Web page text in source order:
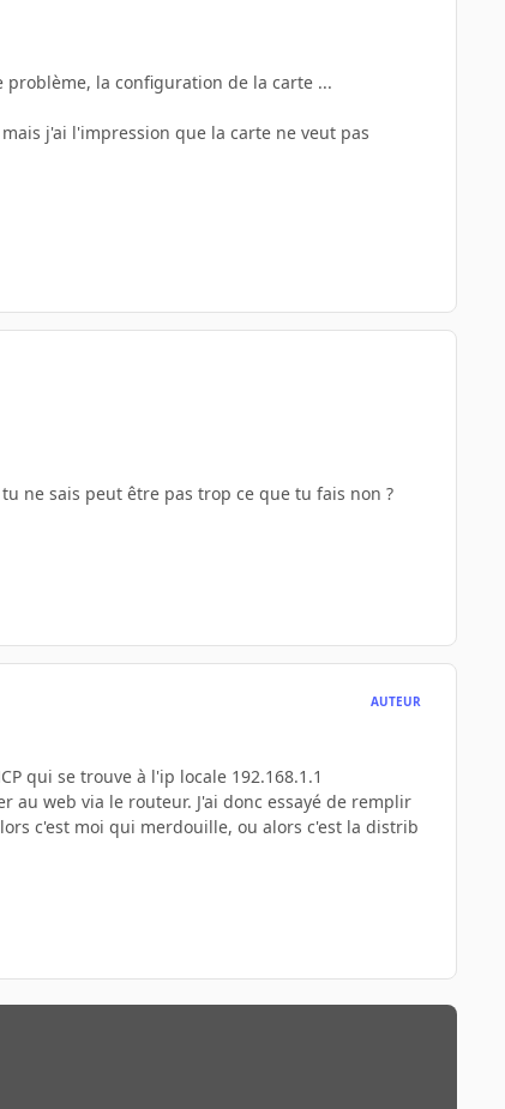
la configuration de la carte ...
j'ai l'impression que la carte ne veut pas
ne sais peut être pas trop ce que tu fais non ?
AUTEUR
qui se trouve à l'ip locale 192.168.1.1
au web via le routeur. J'ai donc essayé de remplir
c'est moi qui merdouille, ou alors c'est la distrib